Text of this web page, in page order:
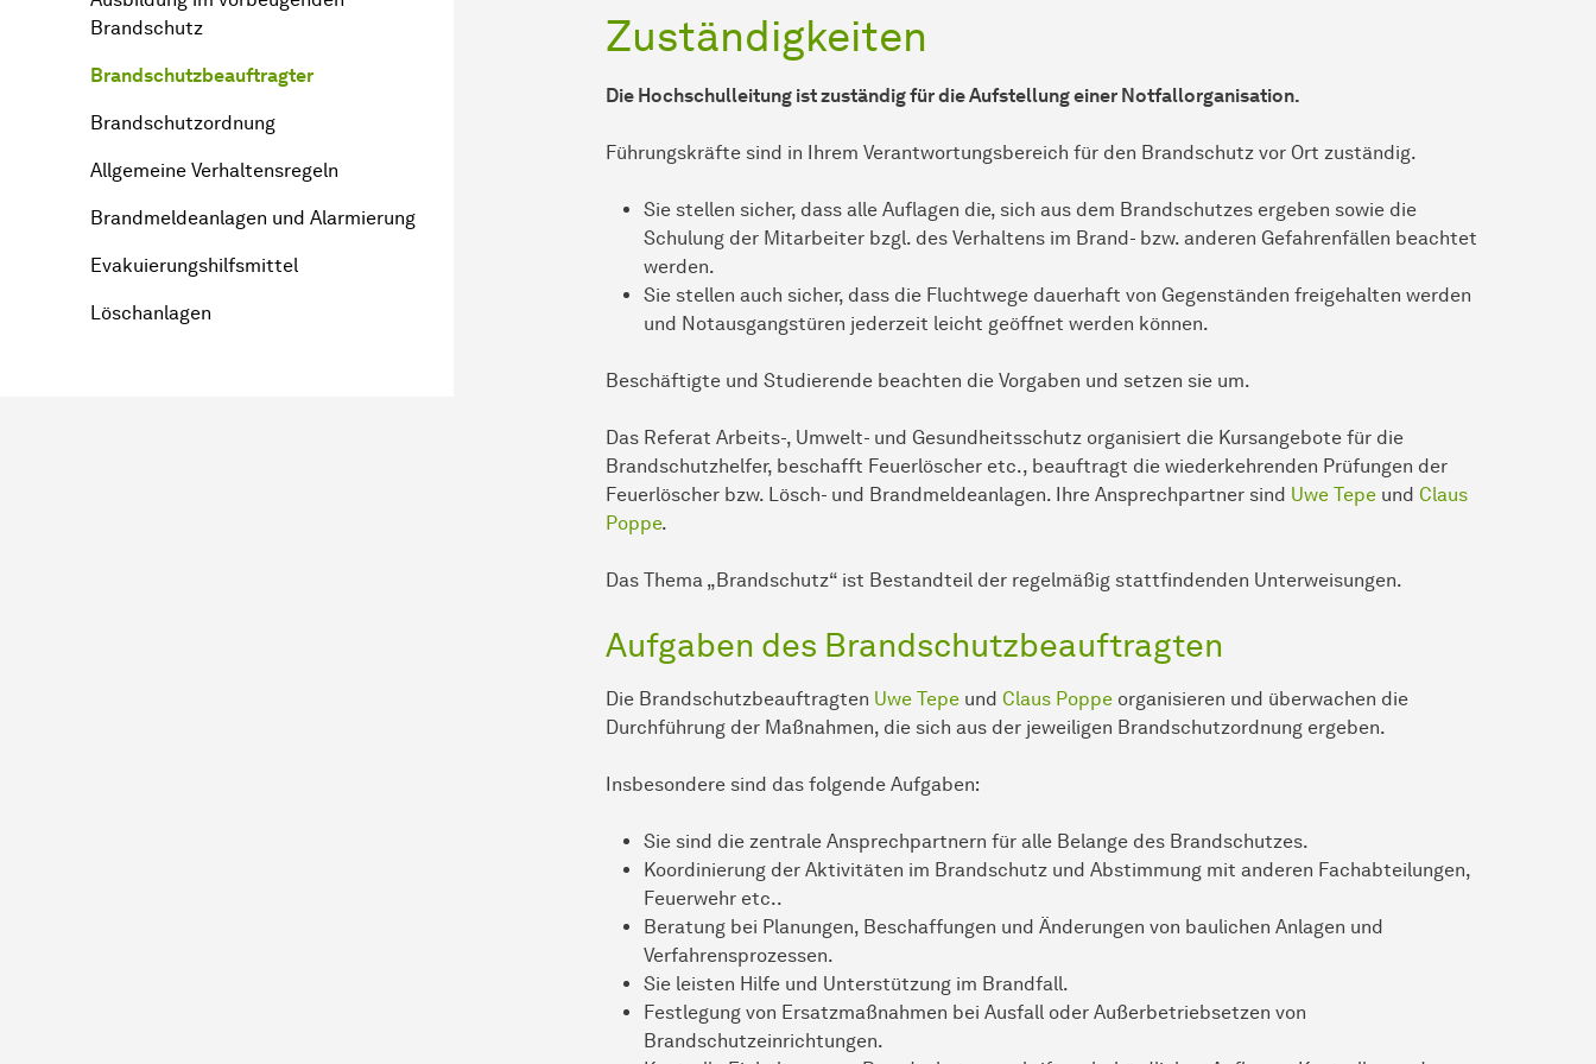
Brandschutz
Brandschutzbeauftragter
Brandschutzordnung
Allgemeine Verhaltensregeln
Brandmeldeanlagen und Alarmierung
Evakuierungshilfsmittel
Löschanlagen
Zuständigkeiten
Die Hochschulleitung ist zuständig für die Aufstellung einer Notfallorganisation.
Führungskräfte sind in Ihrem Verantwortungsbereich für den Brandschutz vor Ort zuständig.
Sie stellen sicher, dass alle Auflagen die, sich aus dem Brandschutzes ergeben sowie die
Schulung der Mitarbeiter bzgl. des Verhaltens im Brand- bzw. anderen Gefahrenfällen beachtet
werden.
Sie stellen auch sicher, dass die Fluchtwege dauerhaft von Gegenständen freigehalten werden
und Notausgangstüren jederzeit leicht geöffnet werden können.
Beschäftigte und Studierende beachten die Vorgaben und setzen sie um.
Das Referat Arbeits-, Umwelt- und Gesundheitsschutz organisiert die Kursangebote für die
Brandschutzhelfer, beschafft Feuerlöscher etc., beauftragt die wiederkehrenden Prüfungen der
Feuerlöscher bzw. Lösch- und Brandmeldeanlagen. Ihre Ansprechpartner sind Uwe Tepe und Claus
Poppe.
Das Thema „Brandschutz“ ist Bestandteil der regelmäßig stattfindenden Unterweisungen.
Aufgaben des Brandschutzbeauftragten
Die Brandschutzbeauftragten Uwe Tepe und Claus Poppe organisieren und überwachen die
Durchführung der Maßnahmen, die sich aus der jeweiligen Brandschutzordnung ergeben.
Insbesondere sind das folgende Aufgaben:
Sie sind die zentrale Ansprechpartnern für alle Belange des Brandschutzes.
Koordinierung der Aktivitäten im Brandschutz und Abstimmung mit anderen Fachabteilungen,
Feuerwehr etc..
Beratung bei Planungen, Beschaffungen und Änderungen von baulichen Anlagen und
Verfahrensprozessen.
Sie leisten Hilfe und Unterstützung im Brandfall.
Festlegung von Ersatzmaßnahmen bei Ausfall oder Außerbetriebsetzen von
Brandschutzeinrichtungen.